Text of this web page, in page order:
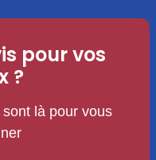
pour vos
?
là pour vous